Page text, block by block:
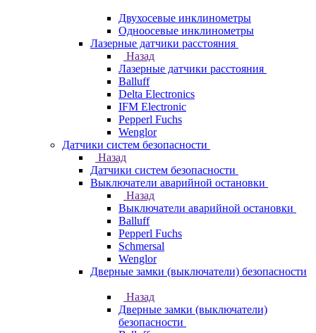
Двухосевые инклинометры
Одноосевые инклинометры
Лазерные датчики расстояния
Назад
Лазерные датчики расстояния
Balluff
Delta Electronics
IFM Electronic
Pepperl Fuchs
Wenglor
Датчики систем безопасности
Назад
Датчики систем безопасности
Выключатели аварийной остановки
Назад
Выключатели аварийной остановки
Balluff
Pepperl Fuchs
Schmersal
Wenglor
Дверные замки (выключатели) безопасности
Назад
Дверные замки (выключатели)
безопасности